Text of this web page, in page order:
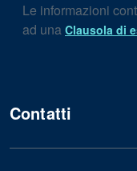
Le informazioni
ad una Clausola di
Contatti